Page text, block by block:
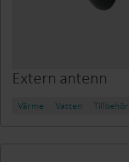
Extern antenn
Värme Vatten Tillbehör